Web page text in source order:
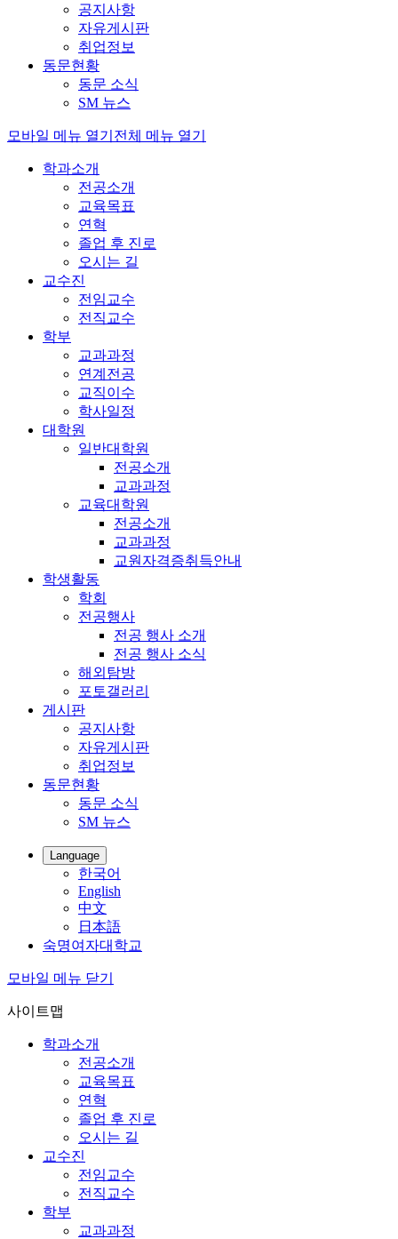
공지사항
자유게시판
취업정보
동문현황
동문 소식
SM 뉴스
모바일 메뉴 열기 전체 메뉴 열기
학과소개
전공소개
교육목표
연혁
졸업 후 진로
오시는 길
교수진
전임교수
전직교수
학부
교과과정
연계전공
교직이수
학사일정
대학원
일반대학원
전공소개
교과과정
교육대학원
전공소개
교과과정
교원자격증취득안내
학생활동
학회
전공행사
전공 행사 소개
전공 행사 소식
해외탐방
포토갤러리
게시판
공지사항
자유게시판
취업정보
동문현황
동문 소식
SM 뉴스
Language
한국어
English
中文
日本語
숙명여자대학교
모바일 메뉴 닫기
사이트맵
학과소개
전공소개
교육목표
연혁
졸업 후 진로
오시는 길
교수진
전임교수
전직교수
학부
교과과정